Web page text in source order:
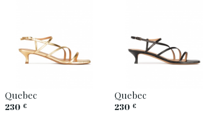
Quebec
230 €
Quebec
230 €